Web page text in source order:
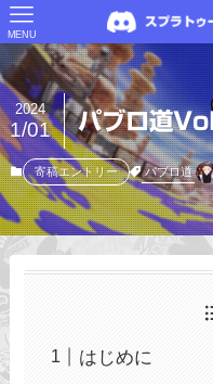
MENU
パブロ道
2024
1/01
寄稿エントリー パブロ道
はじめに